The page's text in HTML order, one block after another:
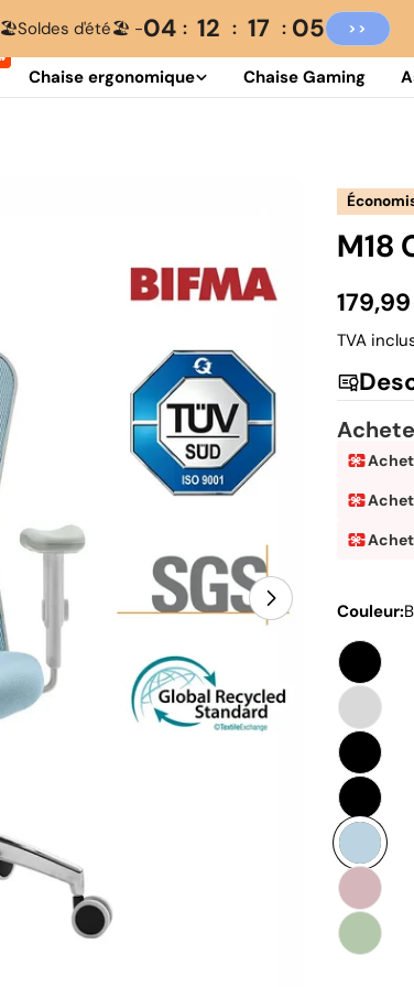
🏖️Soldes d'été🏖️ -04 12 17 03 >>
Chaise ergonomique Chaise Gaming
Ouvrir le
M18
Prix
de
vente
Prix
TVA
Couleur: